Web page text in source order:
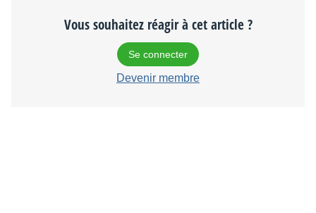
Vous souhaitez réagir à cet article ?
Se connecter
Devenir membre